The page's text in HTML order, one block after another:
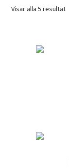
Visar alla 5 resultat